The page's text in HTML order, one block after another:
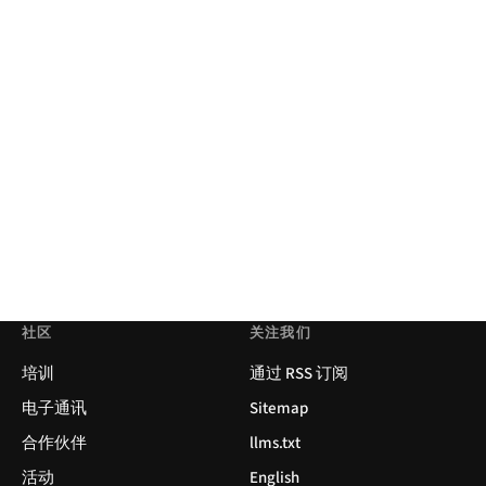
社区
培训
电子通讯
合作伙伴
活动
关注我们
通过 RSS 订阅
Sitemap
llms.txt
English